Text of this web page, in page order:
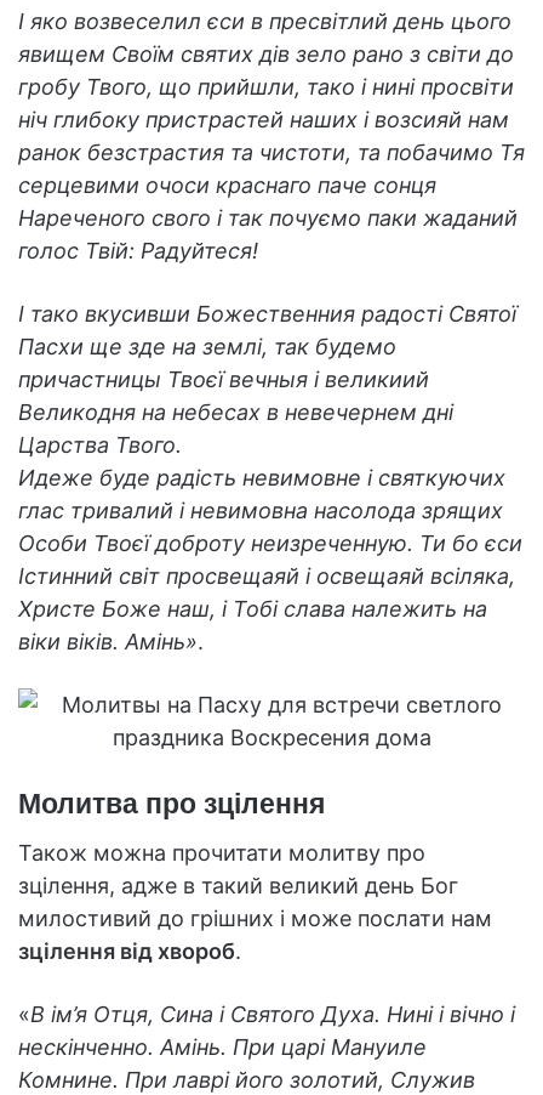
І яко возвеселил єси в пресвітлий день цього
явищем Своїм святих дів зело рано з світи до
гробу Твого, що прийшли, тако і нині просвіти
ніч глибоку пристрастей наших і возсияй нам
ранок безстрастия та чистоти, та побачимо Тя
серцевими очоси краснаго паче сонця
Нареченого свого і так почуємо паки жаданий
голос Твій: Радуйтеся!
І тако вкусивши Божественния радості Святої
Пасхи ще зде на землі, так будемо
причастницы Твоєї вечныя і великиий
Великодня на небесах в невечернем дні
Царства Твого.
Идеже буде радість невимовне і святкуючих
глас тривалий і невимовна насолода зрящих
Особи Твоєї доброту неизреченную. Ти бо єси
Істинний світ просвещаяй і освещаяй всіляка,
Христе Боже наш, і Тобі слава належить на
віки віків. Амінь».
Молитва про зцілення
Також можна прочитати молитву про
зцілення, адже в такий великий день Бог
милостивий до грішних і може послати нам
зцілення від хвороб.
«В ім’я Отця, Сина і Святого Духа. Нині і вічно і
нескінченно. Амінь. При царі Мануиле
Комнине. При лаврі його золотий, Служив